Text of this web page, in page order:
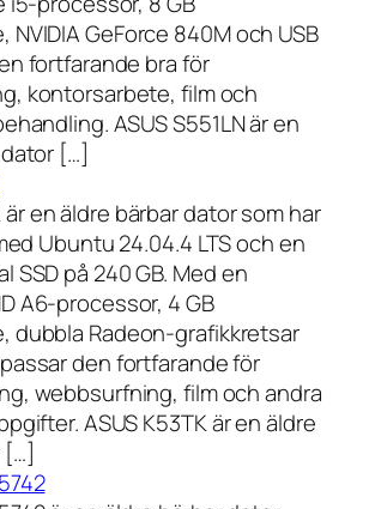
GeForce 840M och USB
fortfarande bra för
kontorsarbete, film och
ASUS S551LN är en
[…]
är en äldre bärbar dator som har
Ubuntu 24.04.4 LTS och en
SSD på 240 GB. Med en
A6-processor, 4 GB
dubbla Radeon-grafikkretsar
den fortfarande för
webbsurfning, film och andra
ASUS K53TK är en äldre
[…]